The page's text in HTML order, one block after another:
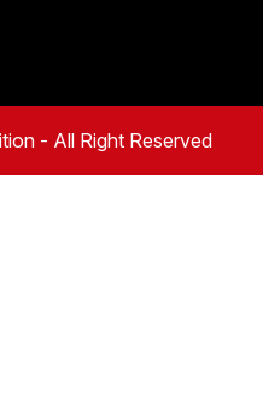
- All Right Reserved